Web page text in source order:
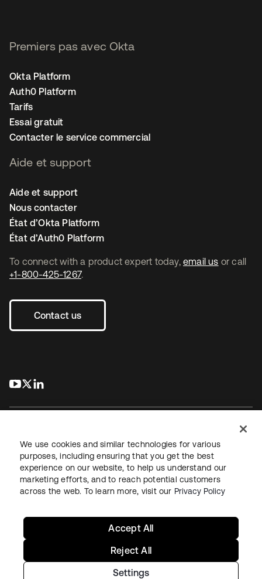
To connect with a product expert today, email us or call
+1-800-425-1267.
Contact us
s’ouvre dans un nouvel onglet
s’ouvre dans un nouvel onglet
Premiers pas avec Okta
Okta Platform
Auth0 Platform
Tarifs
Essai gratuit
Contacter le service commercial
Aide et support
Aide et support
Nous contacter
État d’Okta Platform
État d’Auth0 Platform
JuridiquePolitique de confidentialité
Conditions d’utilisation du siteSécuritéPlan du site
Paramètres des cookies
We use cookies and similar technologies for various
purposes, including ensuring that you get the best
experience on our website, to help us understand our
marketing efforts, and to reach potential customers
across the web. To learn more, visit our Privacy Policy
Settings
Reject All
Accept All